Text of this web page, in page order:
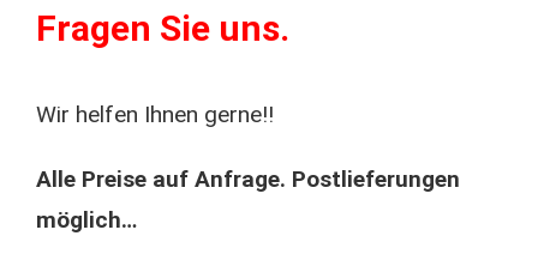
Fragen Sie uns.
Wir helfen Ihnen gerne!!
Alle Preise auf Anfrage. Postlieferungen
möglich…